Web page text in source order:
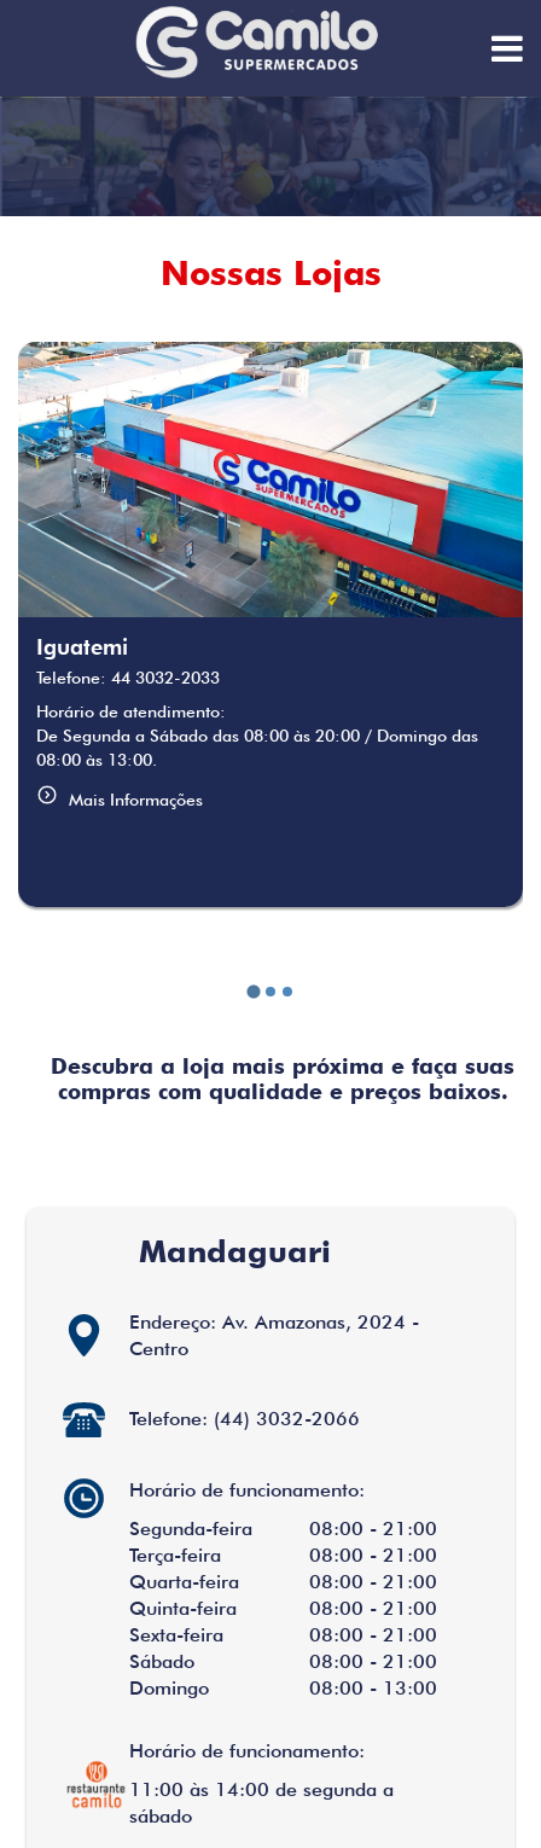
Nossas Lojas
Iguatemi
Telefone: 44 3032-2033
Horário de atendimento:
De Segunda a Sábado das 08:00 às 20:00 / Domingo das
08:00 às 13:00.
Mais Informações
Descubra a loja mais próxima e faça suas
compras com qualidade e preços baixos.
Mandaguari
Endereço: Av. Amazonas, 2024 -
Centro
Telefone: (44) 3032-2066
Horário de funcionamento:
Segunda-feira
08:00 - 21:00
Terça-feira
08:00 - 21:00
Quarta-feira
08:00 - 21:00
Quinta-feira
08:00 - 21:00
Sexta-feira
08:00 - 21:00
Sábado
08:00 - 21:00
Domingo
08:00 - 13:00
Horário de funcionamento:
11:00 às 14:00 de segunda a
sábado